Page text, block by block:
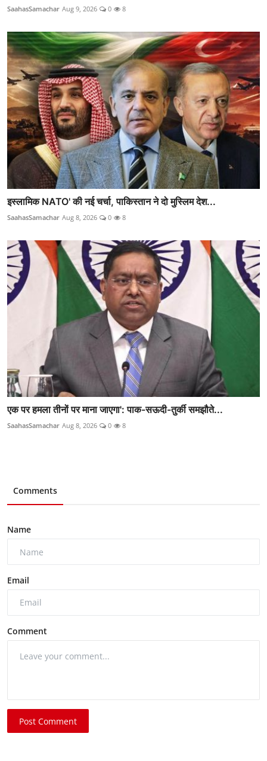
SaahasSamachar Aug 9, 2026 0 8
इस्लामिक NATO' की नई चर्चा, पाकिस्तान ने दो मुस्लिम देश...
SaahasSamachar Aug 8, 2026 0 8
एक पर हमला तीनों पर माना जाएगा': पाक-सऊदी-तुर्की समझौते...
SaahasSamachar Aug 8, 2026 0 8
Comments
Name
Email
Comment
Post Comment